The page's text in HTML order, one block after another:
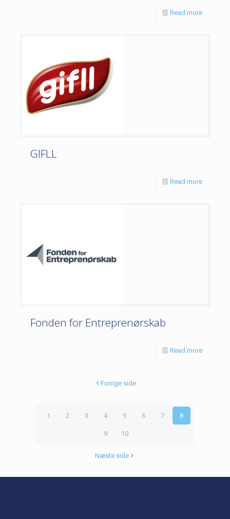
Read more
GIFLL
Read more
Fonden for Entreprenørskab
Read more
Forrige side
1 2 3 4 5 6 7 8
9 10
Næste side